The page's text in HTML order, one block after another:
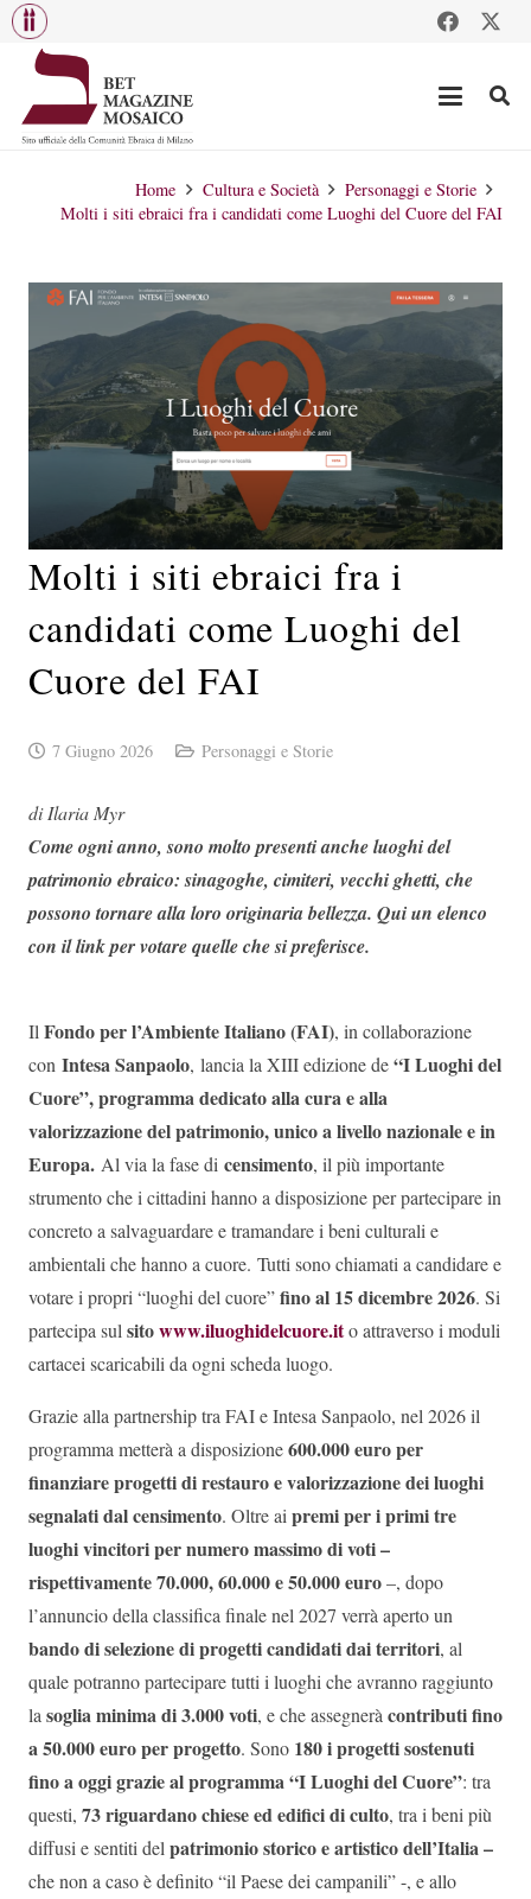
Home Cultura e Società
Personaggi e Storie
Molti i siti ebraici fra i candidati come Luoghi del Cuore del FAI
Molti i siti ebraici fra i
candidati come Luoghi del
Cuore del FAI
7 Giugno 2026 Personaggi e Storie
di Ilaria Myr
Come ogni anno, sono molto presenti anche luoghi del
patrimonio ebraico: sinagoghe, cimiteri, vecchi ghetti, che
possono tornare alla loro originaria bellezza. Qui un elenco
con il link per votare quelle che si preferisce.
IlFondo per l’Ambiente Italiano (FAI), in collaborazione
con Intesa Sanpaolo, lancia la XIII edizione de“I Luoghi del
Cuore”, programma dedicato alla cura e alla
valorizzazione del patrimonio, unico a livello nazionale e in
Europa. Al via la fase di censimento, il più importante
strumento che i cittadini hanno a disposizione per partecipare in
concreto a salvaguardare e tramandare i beni culturali e
ambientali che hanno a cuore. Tutti sono chiamati a candidare e
votare i propri “luoghi del cuore”fino al 15 dicembre 2026. Si
partecipa sulsitowww.iluoghidelcuore.ito attraverso i moduli
cartacei scaricabili da ogni scheda luogo.
Grazie alla partnership tra FAI e Intesa Sanpaolo, nel 2026 il
programma metterà a disposizione600.000 euro per
finanziare progetti di restauro e valorizzazione dei luoghi
segnalati dal censimento. Oltre aipremi per i primi tre
luoghi vincitori per numero massimo di voti –
rispettivamente 70.000, 60.000 e 50.000 euro–, dopo
l’annuncio della classifica finale nel 2027 verrà aperto un
bando di selezione di progetti candidati dai territori, al
quale potranno partecipare tutti i luoghi che avranno raggiunto
lasoglia minima di 3.000 voti, e che assegneràcontributi fino
a 50.000 euro per progetto. Sono 180 i progetti sostenuti
fino a oggi grazie al programma “I Luoghi del Cuore”: tra
questi, 73 riguardano chiese ed edifici di culto, tra i beni più
diffusi e sentiti delpatrimonio storico e artistico dell’Italia –
che non a caso è definito “il Paese dei campanili” -, e allo